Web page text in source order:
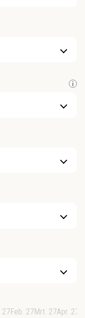
27Feb. 27Mrt. 27Apr. 27